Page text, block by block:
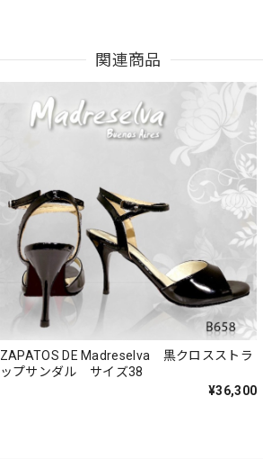
関連商品
ZAPATOS DE Madreselva 黒クロスストラ
ップサンダル サイズ38
¥36,300